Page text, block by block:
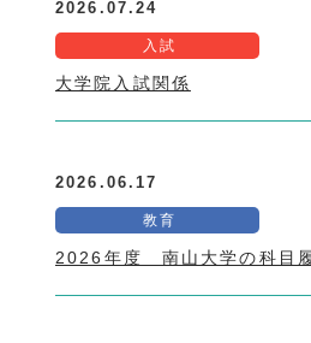
2026.07.24
入試
大学院入試関係
2026.06.17
教育
2026年度 南山大学の科目